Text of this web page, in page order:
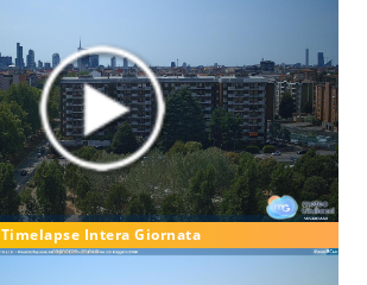
Timelapse Intera Giornata